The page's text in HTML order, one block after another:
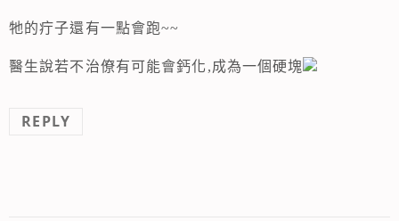
牠的疔子還有一點會跑~~
醫生說若不治僚有可能會鈣化,成為一個硬塊
REPLY